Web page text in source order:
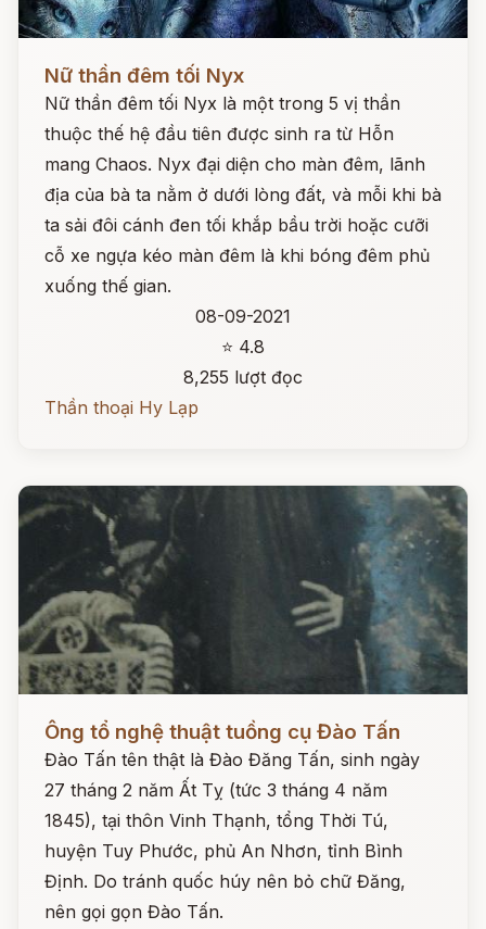
Nữ thần đêm tối Nyx
Nữ thần đêm tối Nyx là một trong 5 vị thần
thuộc thế hệ đầu tiên được sinh ra từ Hỗn
mang Chaos. Nyx đại diện cho màn đêm, lãnh
địa của bà ta nằm ở dưới lòng đất, và mỗi khi bà
ta sải đôi cánh đen tối khắp bầu trời hoặc cưỡi
cỗ xe ngựa kéo màn đêm là khi bóng đêm phủ
xuống thế gian.
08-09-2021
⭐ 4.8
8,255 lượt đọc
Thần thoại Hy Lạp
Đọc ngay
Ông tổ nghệ thuật tuồng cụ Đào Tấn
Đào Tấn tên thật là Đào Đăng Tấn, sinh ngày
27 tháng 2 năm Ất Tỵ (tức 3 tháng 4 năm
1845), tại thôn Vinh Thạnh, tổng Thời Tú,
huyện Tuy Phước, phủ An Nhơn, tỉnh Bình
Định. Do tránh quốc húy nên bỏ chữ Đăng,
nên gọi gọn Đào Tấn.